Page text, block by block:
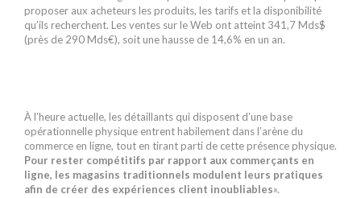
proposer aux acheteurs les produits, les tarifs et la disponibilité
qu’ils recherchent. Les ventes sur le Web ont atteint 341,7 Mds$
(près de 290 Mds€), soit une hausse de 14,6% en un an.
À l’heure actuelle, les détaillants qui disposent d’une base
opérationnelle physique entrent habilement dans l’arène du
commerce en ligne, tout en tirant parti de cette présence physique.
Pour rester compétitifs par rapport aux commerçants en
ligne, les magasins traditionnels modulent leurs pratiques
afin de créer des expériences client inoubliables».